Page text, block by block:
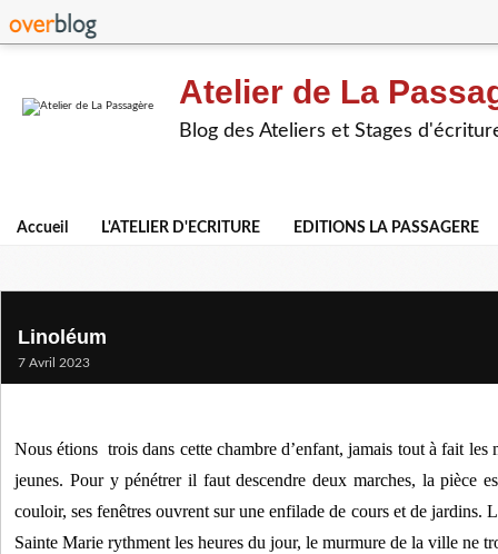
Atelier de La
Blog des Ateliers et Stages
Accueil L'ATELIER D'ECRITURE EDITIONS LA PASSAGERE
Linoléum
7 Avril 2023
Nous étions  trois dans cette chambre d’enfant, jamais tout à fait les
jeunes. Pour y pénétrer il faut descendre deux marches, la pièce
couloir, ses fenêtres ouvrent sur une enfilade de cours et de jardins.
Sainte Marie rythment les heures du jour, le murmure de la ville ne